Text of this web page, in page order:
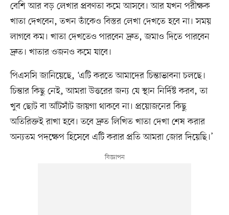
বেশি আর বড় লেখার প্রবণতা কমে আসবে। আর যখন পরীক্ষক
খাতা দেখবেন, তখন তাঁকেও বিস্তর লেখা দেখতে হবে না। সময়
লাগবে কম। খাতা দেখতেও পারবেন দ্রুত, জমাও দিতে পারবেন
দ্রুত। খাতার ওজনও কমে যাবে।
পিএসসি জানিয়েছে, ‘এটি করতে আমাদের চিন্তাভাবনা চলছে।
চিন্তার কিছু নেই, আমরা উত্তরের জন্য যে স্থান নির্দিষ্ট করব, তা
খুব ছোট বা আঁটসাঁট জায়গা থাকবে না। প্রয়োজনের কিছু
অতিরিক্তই রাখা হবে। তবে দ্রুত লিখিত খাতা দেখা শেষ করার
অন্যতম পদক্ষেপ হিসেবে এটি করার প্রতি আমরা জোর দিয়েছি।’